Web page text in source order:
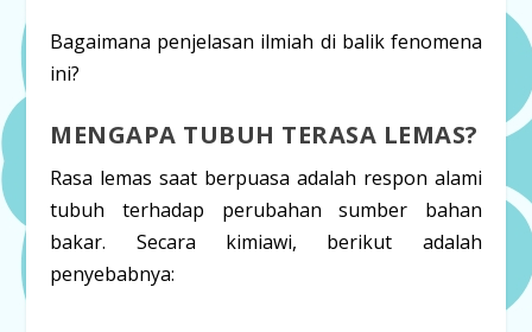
Bagaimana penjelasan ilmiah di balik fenomena
ini?
MENGAPA TUBUH TERASA LEMAS?
Rasa lemas saat berpuasa adalah respon alami
tubuh terhadap perubahan sumber bahan
bakar. Secara kimiawi, berikut adalah
penyebabnya: